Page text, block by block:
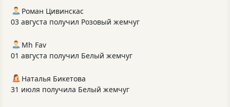
Роман Цивинскас
03 августа получил Розовый жемчуг
Mh Fav
01 августа получил Белый жемчуг
Наталья Бикетова
31 июля получила Белый жемчуг